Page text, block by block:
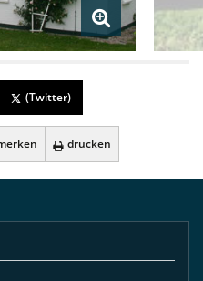
(Twitter)
drucken